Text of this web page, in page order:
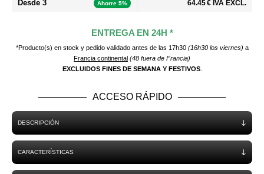
Desde 3 Ahorre 5% 64.45 € IVA EXCL.
ENTREGA EN 24H *
*Producto(s) en stock y pedido validado antes de las 17h30 (16h30 los viernes) a
Francia continental (48 fuera de Francia)
EXCLUIDOS FINES DE SEMANA Y FESTIVOS.
ACCESO RÁPIDO
DESCRIPCIÓN
CARACTERÍSTICAS